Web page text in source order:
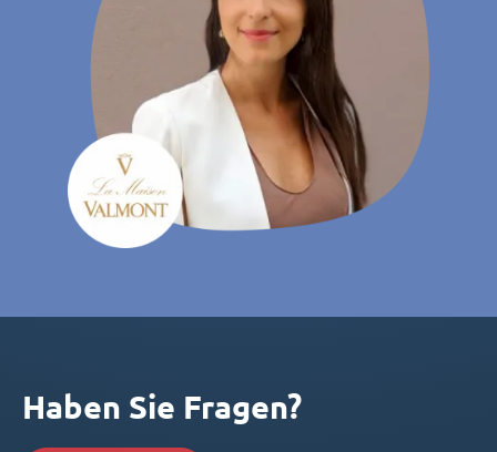
Haben Sie Fragen?